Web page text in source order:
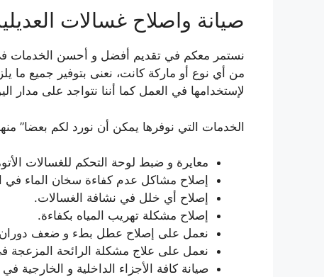
صيانة واصلاح غسالات
نستمر معكم في تقديم أفضل و أحسن الخدمات في
من أي نوع أو ماركة كانت، نعنى بتوفير جميع
لإستخدامها في العمل كما أننا نتواجد على مدار
الخدمات التي نوفرها يمكن أن نورد لكم بعضا”
معايرة و ضبط لوحة التحكم للغسالات
إصلاح مشاكل عدم كفاءة سخان الماء في
إصلاح أي خلل في نشافة الغسالات.
إصلاح مشكلة تهريب المياه بكفاءة.
نعمل على إصلاح عطل بطء و ضعف دوران
نعمل على علاج مشكلة الرائحة المزعجة
صيانة كافة الأجزاء الداخلية و الخارجية